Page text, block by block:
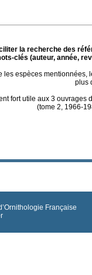
la recherche des
clés (auteur, année,
les espèces
plus
fort utile aux 3
(tome 2, 1966-
Française